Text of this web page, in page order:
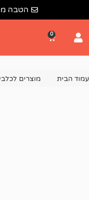
הטבה מחכה לכם
לכלבים אוכל